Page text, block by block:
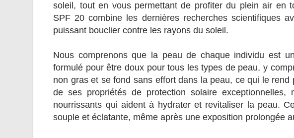
soleil, tout en vous permettant de profiter du plein air en
SPF 20 combine les dernières recherches scientifiques
puissant bouclier contre les rayons du soleil.
Nous comprenons que la peau de chaque individu est
formulé pour être doux pour tous les types de peau, y
non gras et se fond sans effort dans la peau, ce qui le
de ses propriétés de protection solaire
nourrissants qui aident à hydrater et revitaliser la peau.
souple et éclatante, même après une exposition prolongée